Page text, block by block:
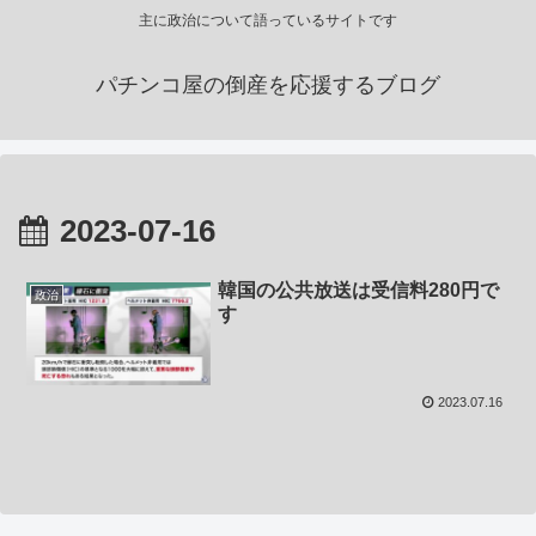
主に政治について語っているサイトです
パチンコ屋の倒産を応援するブログ
2023-07-16
政治
韓国の公共放送は受信料280円で
す
2023.07.16